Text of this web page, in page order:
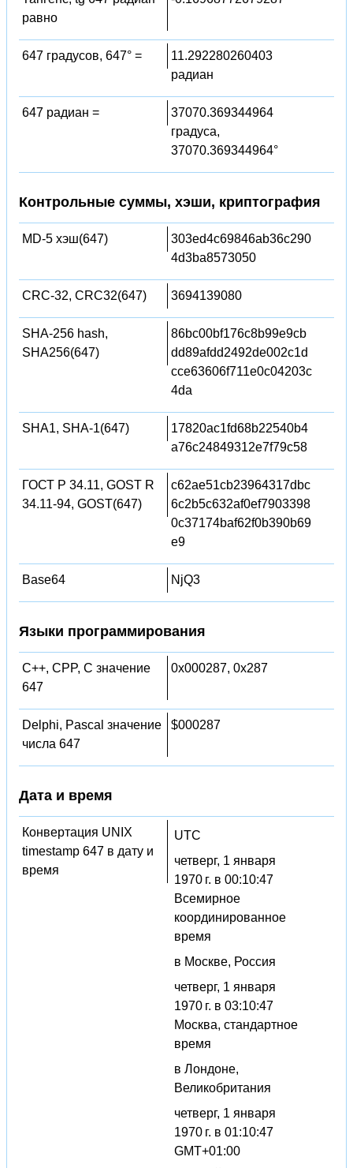
равно
647 градусов, 647° =
11.292280260403
радиан
647 радиан =
37070.369344964
градуса,
37070.369344964°
Контрольные суммы, хэши, криптография
MD-5 хэш(647)
303ed4c69846ab36c290
4d3ba8573050
CRC-32, CRC32(647) 3694139080
SHA-256 hash,
SHA256(647)
86bc00bf176c8b99e9cb
dd89afdd2492de002c1d
cce63606f711e0c04203c
4da
SHA1, SHA-1(647)
17820ac1fd68b22540b4
a76c24849312e7f79c58
ГОСТ Р 34.11, GOST R
34.11-94, GOST(647)
c62ae51cb23964317dbc
6c2b5c632af0ef7903398
0c37174baf62f0b390b69
e9
Base64 NjQ3
Языки программирования
C++, CPP, C значение
647
0x000287, 0x287
Delphi, Pascal значение
числа 647
$000287
Дата и время
Конвертация UNIX
timestamp 647 в дату и
время
UTC
четверг, 1 января
1970 г. в 00:10:47
Всемирное
координированное
время
в Москве, Россия
четверг, 1 января
1970 г. в 03:10:47
Москва, стандартное
время
в Лондоне,
Великобритания
четверг, 1 января
1970 г. в 01:10:47
GMT+01:00